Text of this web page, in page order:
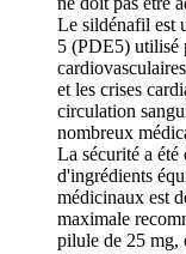
Le sildénafil est
5 (PDE5) utilisé
et les crises
circulation
nombreux
La sécurité a été
d'ingrédients
médicinaux est
maximale
pilule de 25 mg,